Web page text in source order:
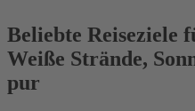
Beliebte Reiseziele
Weiße Strände,
pur